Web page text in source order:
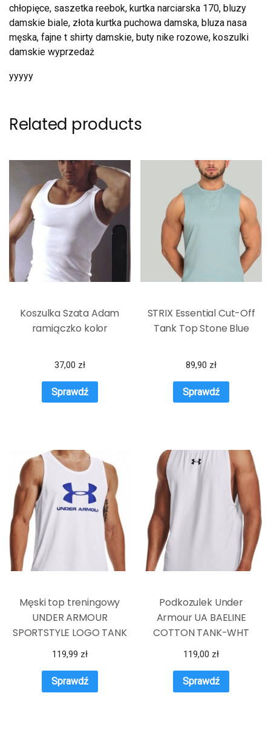
chłopięce, saszetka reebok, kurtka narciarska 170, bluzy
damskie biale, złota kurtka puchowa damska, bluza nasa
męska, fajne t shirty damskie, buty nike rozowe, koszulki
damskie wyprzedaż
yyyyy
Related products
Koszulka Szata Adam
ramiączko kolor
37,00 zł
Sprawdź
STRIX Essential Cut-Off
Tank Top Stone Blue
89,90 zł
Sprawdź
Męski top treningowy
UNDER ARMOUR
SPORTSTYLE LOGO TANK
119,99 zł
Sprawdź
Podkozulek Under
Armour UA BAELINE
COTTON TANK-WHT
119,00 zł
Sprawdź